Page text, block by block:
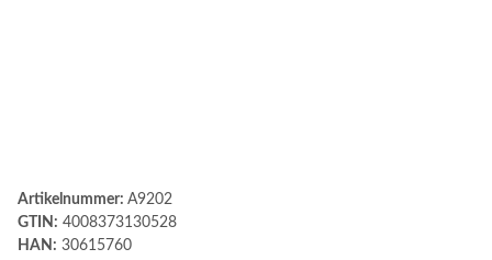
Artikelnummer: A9202
GTIN: 4008373130528
HAN: 30615760